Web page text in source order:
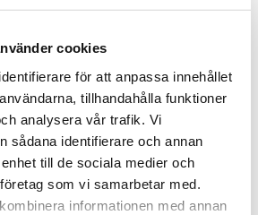
cookies
för att anpassa innehållet
tillhandahålla funktioner
analysera vår trafik. Vi
sådana identifierare och annan
till de sociala medier och
som vi samarbetar med.
informationen med annan
Kontakt
eller behöver hjälp?
Vi finns här för dig!
är tillgänglig Mån – Fre: 07:30 –